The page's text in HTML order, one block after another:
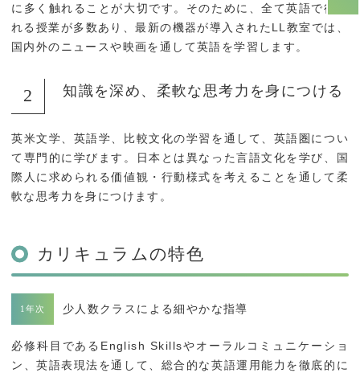
に多く触れることが大切です。そのために、全て英語で行わ
れる授業が多数あり、最新の機器が導入されたLL教室では、
国内外のニュースや映画を通して英語を学習します。
知識を深め、柔軟な思考力を身につける
英米文学、英語学、比較文化の学習を通して、英語圏につい
て専門的に学びます。日本とは異なった言語文化を学び、国
際人に求められる価値観・行動様式を考えることを通して柔
軟な思考力を身につけます。
カリキュラムの特色
少人数クラスによる細やかな指導
必修科目であるEnglish Skillsやオーラルコミュニケーショ
ン、英語表現法を通して、総合的な英語運用能力を徹底的に